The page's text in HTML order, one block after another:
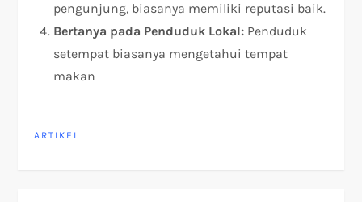
pengunjung, biasanya memiliki reputasi baik.
Bertanya pada Penduduk Lokal: Penduduk
setempat biasanya mengetahui tempat
makan
ARTIKEL